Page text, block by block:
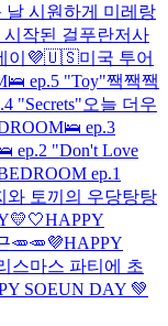
날 시원하게 미레랑
시작된 걸푸란저사
이💜🇺🇸미국 투어
ep.5 "Toy"짹짹짹
"Secrets"오늘 더우
ep.3
ep.2 "Don't Love
ep.1
와 토끼의 우당탕탕
🤍HAPPY
🥕🥕💜HAPPY
스마스 파티에 초
SOEUN DAY 💚